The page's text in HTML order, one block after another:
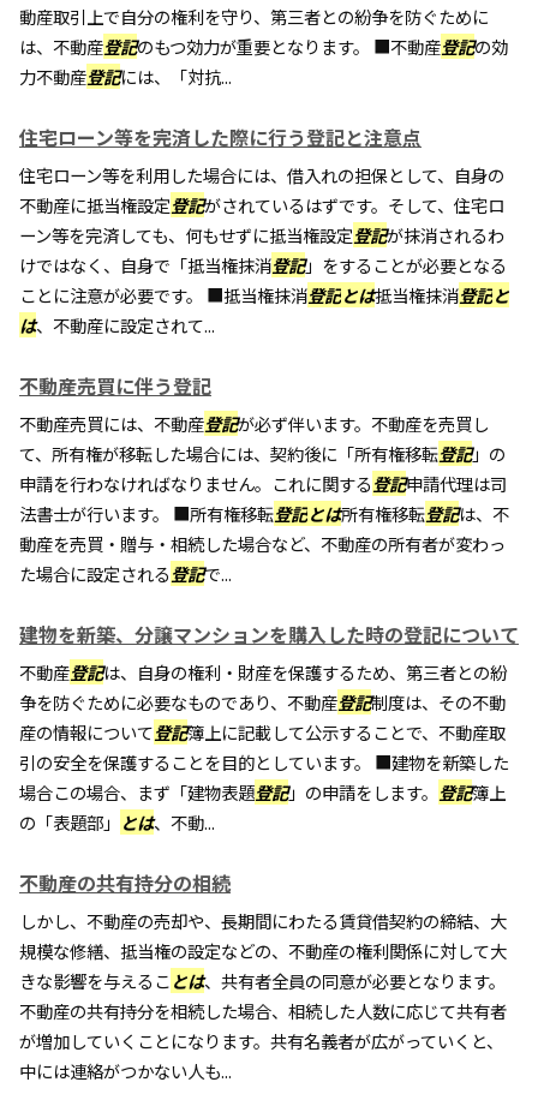
動産取引上で自分の権利を守り、第三者との紛争を防ぐために
は、不動産登記のもつ効力が重要となります。 ■不動産登記の効
力不動産登記には、「対抗...
住宅ローン等を完済した際に行う登記と注意点
住宅ローン等を利用した場合には、借入れの担保として、自身の
不動産に抵当権設定登記がされているはずです。そして、住宅ロ
ーン等を完済しても、何もせずに抵当権設定登記が抹消されるわ
けではなく、自身で「抵当権抹消登記」をすることが必要となる
ことに注意が必要です。 ■抵当権抹消登記とは抵当権抹消登記と
は、不動産に設定されて...
不動産売買に伴う登記
不動産売買には、不動産登記が必ず伴います。不動産を売買し
て、所有権が移転した場合には、契約後に「所有権移転登記」の
申請を行わなければなりません。これに関する登記申請代理は司
法書士が行います。 ■所有権移転登記とは所有権移転登記は、不
動産を売買・贈与・相続した場合など、不動産の所有者が変わっ
た場合に設定される登記で...
建物を新築、分譲マンションを購入した時の登記について
不動産登記は、自身の権利・財産を保護するため、第三者との紛
争を防ぐために必要なものであり、不動産登記制度は、その不動
産の情報について登記簿上に記載して公示することで、不動産取
引の安全を保護することを目的としています。 ■建物を新築した
場合この場合、まず「建物表題登記」の申請をします。 登記簿上
の「表題部」 とは、不動...
不動産の共有持分の相続
しかし、不動産の売却や、長期間にわたる賃貸借契約の締結、大
規模な修繕、抵当権の設定などの、不動産の権利関係に対して大
きな影響を与えることは、共有者全員の同意が必要となります。
不動産の共有持分を相続した場合、相続した人数に応じて共有者
が増加していくことになります。共有名義者が広がっていくと、
中には連絡がつかない人も...